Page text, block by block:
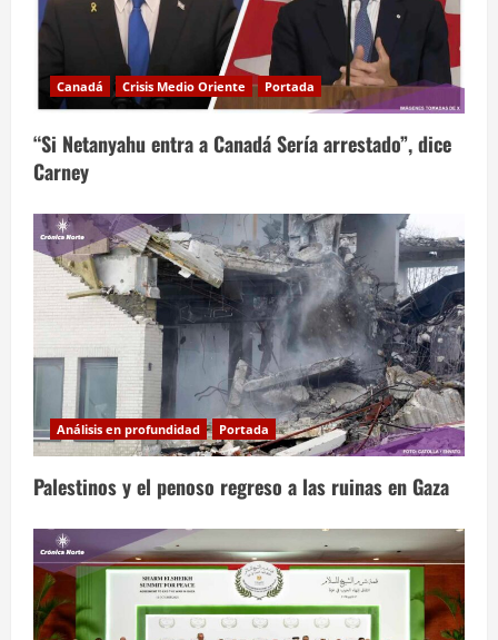
Canadá Crisis Medio Oriente Portada
“Si Netanyahu entra a Canadá Sería arrestado”, dice
Carney
Análisis en profundidad Portada
Palestinos y el penoso regreso a las ruinas en Gaza